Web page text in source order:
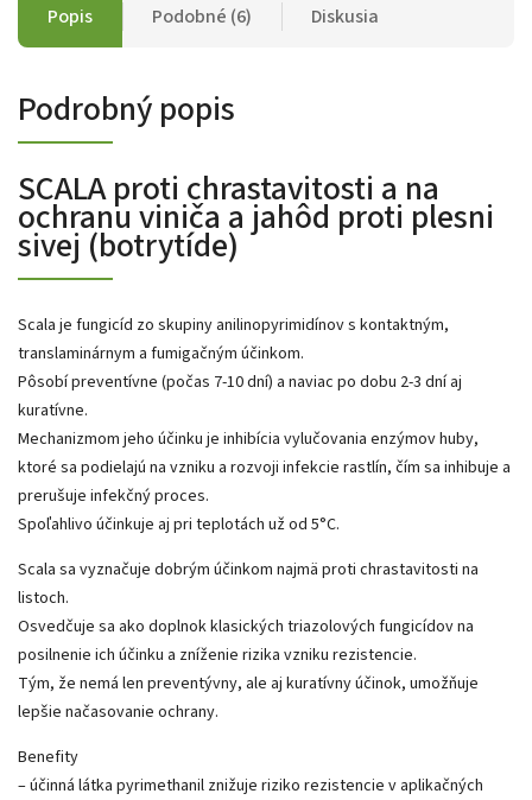
Popis Podobné (6) Diskusia
Podrobný popis
SCALA proti chrastavitosti a na
ochranu viniča a jahôd proti plesni
sivej (botrytíde)
Scala je fungicíd zo skupiny anilinopyrimidínov s kontaktným,
translaminárnym a fumigačným účinkom.
Pôsobí preventívne (počas 7-10 dní) a naviac po dobu 2-3 dní aj
kuratívne.
Mechanizmom jeho účinku je inhibícia vylučovania enzýmov huby,
ktoré sa podielajú na vzniku a rozvoji infekcie rastlín, čím sa inhibuje a
prerušuje infekčný proces.
Spoľahlivo účinkuje aj pri teplotách už od 5°C.
Scala sa vyznačuje dobrým účinkom najmä proti chrastavitosti na
listoch.
Osvedčuje sa ako doplnok klasických triazolových fungicídov na
posilnenie ich účinku a zníženie rizika vzniku rezistencie.
Tým, že nemá len preventývny, ale aj kuratívny účinok, umožňuje
lepšie načasovanie ochrany.
Benefity
– účinná látka pyrimethanil znižuje riziko rezistencie v aplikačných